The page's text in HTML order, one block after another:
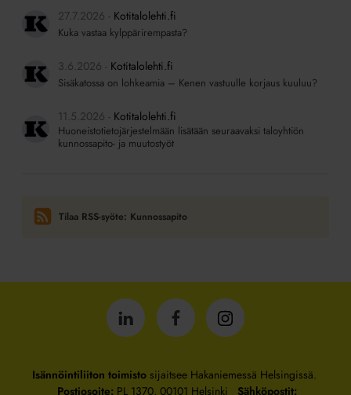
27.7.2026
Kotitalolehti.fi
Kuka vastaa kylppärirempasta?
3.6.2026 Kotitalolehti.fi
Sisäkatossa on lohkeamia – Kenen vastuulle korjaus kuuluu?
11.5.2026 Kotitalolehti.fi
Huoneistotietojärjestelmään lisätään seuraavaksi taloyhtiön
kunnossapito- ja muutostyöt
Tilaa RSS-syöte: Kunnossapito
Isännöintiliitto
LinkedInissä
Isännöintiliitto
Facebookissa
Isännöintiliitto
Instagrammissa
Isännöintiliiton toimistosijaitsee Hakaniemessä Helsingissä.
Postiosoite: PL 1370, 00101 Helsinki Sähköpostit: